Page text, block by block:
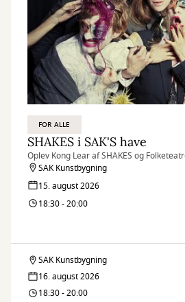
FOR ALLE
SHAKES i SAK'S have
Oplev Kong Lear af SHAKES og
SAK Kunstbygning
15. august 2026
18:30 - 20:00
SHAKES
i
SAK Kunstbygning
16. august 2026
18:30 - 20:00